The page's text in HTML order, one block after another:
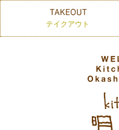
テイクアウト